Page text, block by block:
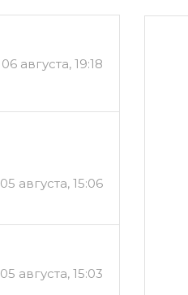
06 августа, 19:18
05 августа, 15:06
05 августа, 15:03